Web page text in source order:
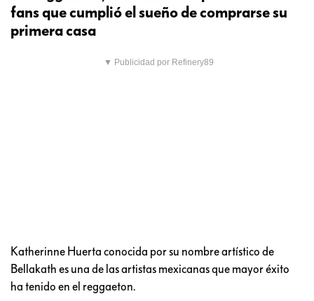
fans que cumplió el sueño de comprarse su
primera casa
▼ Publicidad por Refinery89
Katherinne Huerta conocida por su nombre artístico de
Bellakath es una de las artistas mexicanas que mayor éxito
ha tenido en el reggaeton.